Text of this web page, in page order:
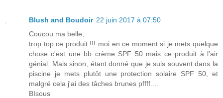
Blush and Boudoir 22 juin 2017 à 07:50
Coucou ma belle,
trop top ce produit !!! moi en ce moment si je mets quelque
chose c'est une bb crème SPF 50 mais ce produit à l'air
génial. Mais sinon, étant donné que je suis souvent dans la
piscine je mets plutôt une protection solaire SPF 50, et
malgré cela j'ai des tâches brunes pffff....
BIsous